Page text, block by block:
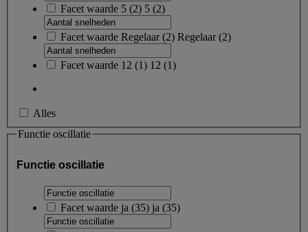
Facet waarde 5 (2) 5 (2)
Facet waarde Regelaar(2) Regelaar(2)
Facet waarde 12 (1) 12 (1)
Alles
Functie oscillatie
Functie oscillatie
Facet waarde ja (35) ja (35)